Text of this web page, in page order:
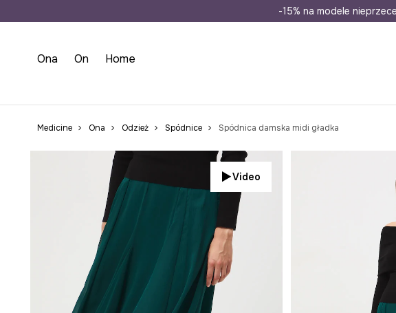
Wysyłka nawet w 24h
-15% na modele
Ona On Home
Medicine Ona Odzież Spódnice Spódnica damska midi gładka
Video